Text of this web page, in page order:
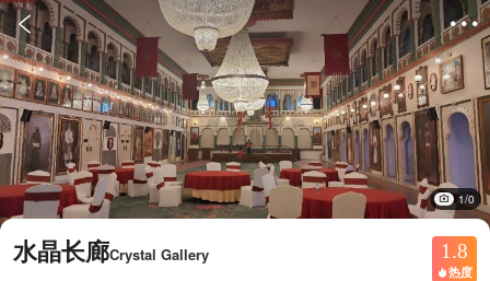
 
1/0
水晶长廊Crystal Gallery 1.8
 热度